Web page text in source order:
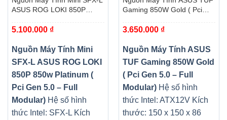
ASUS ROG LOKI 850P
– Full Modular)
5.100.000 ₫
Nguồn Máy Tính Mini
SFX-L ASUS ROG LOKI
850P 850w Platinum (
Pci Gen 5.0 – Full
Modular) Hệ số hình
thức Intel: SFX-L Kích
Gaming 850W Gold ( Pci
3.650.000 ₫
Nguồn Máy Tính ASUS
TUF Gaming 850W Gold
( Pci Gen 5.0 – Full
Modular) Hệ số hình
thức Intel: ATX12V Kích
thước: 150 x 150 x 86